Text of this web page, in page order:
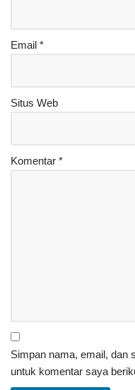
Email *
Situs Web
Komentar *
Simpan nama, email, dan
untuk komentar saya